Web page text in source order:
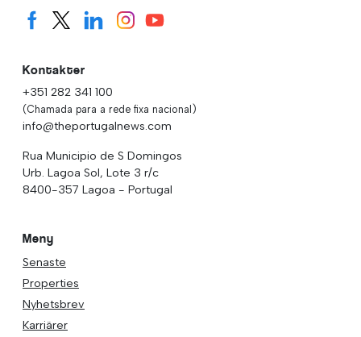
Kontakter
+351 282 341 100
(Chamada para a rede fixa nacional)
info@theportugalnews.com
Rua Municipio de S Domingos
Urb. Lagoa Sol, Lote 3 r/c
8400-357 Lagoa - Portugal
Meny
Senaste
Properties
Nyhetsbrev
Karriärer